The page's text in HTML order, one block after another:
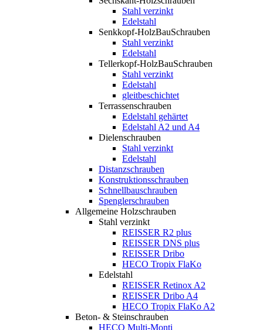
Stahl verzinkt
Edelstahl
Senkkopf-HolzBauSchrauben
Stahl verzinkt
Edelstahl
Tellerkopf-HolzBauSchrauben
Stahl verzinkt
Edelstahl
gleitbeschichtet
Terrassenschrauben
Edelstahl gehärtet
Edelstahl A2 und A4
Dielenschrauben
Stahl verzinkt
Edelstahl
Distanzschrauben
Konstruktionsschrauben
Schnellbauschrauben
Spenglerschrauben
Allgemeine Holzschrauben
Stahl verzinkt
REISSER R2 plus
REISSER DNS plus
REISSER Dribo
HECO Tropix FlaKo
Edelstahl
REISSER Retinox A2
REISSER Dribo A4
HECO Tropix FlaKo A2
Beton- & Steinschrauben
HECO Multi-Monti